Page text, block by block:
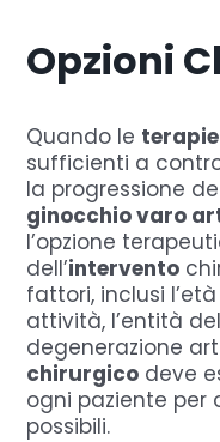
Opzioni
Quando le
sufficienti a
la progressione
ginocchio varo
l’opzione
dell’intervento
fattori, inclusi
attività, l’entità
degenerazione
chirurgico deve
ogni paziente per
possibili.